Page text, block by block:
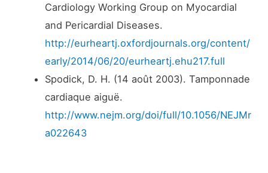
Cardiology Working Group on Myocardial
and Pericardial Diseases.
http://eurheartj.oxfordjournals.org/content/
early/2014/06/20/eurheartj.ehu217.full
Spodick, D. H. (14 août 2003). Tamponnade
cardiaque aiguë.
http://www.nejm.org/doi/full/10.1056/NEJMr
a022643